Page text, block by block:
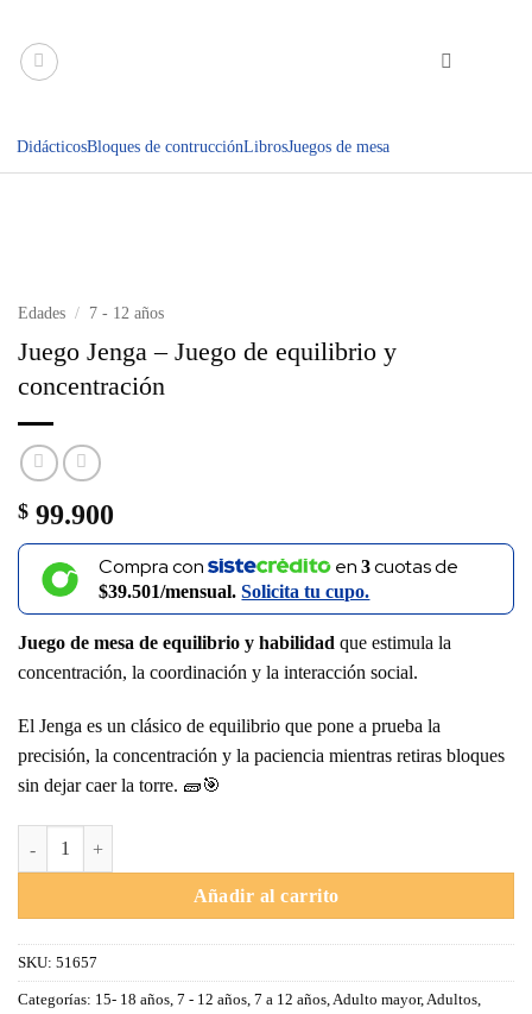
contenido
DidácticosBloques de contrucciónLibrosJuegos de mesa
Edades / 7 - 12 años
Juego Jenga – Juego de equilibrio y
concentración
$ 99.900
Compra con en3cuotas de
$39.501/mensual.Solicita tu cupo.
Juego de mesa de equilibrio y habilidad que estimula la
concentración, la coordinación y la interacción social.
El Jenga es un clásico de equilibrio que pone a prueba la
precisión, la concentración y la paciencia mientras retiras bloques
sin dejar caer la torre. 🧱🎯
Juego Jenga – Juego de equilibrio y concentración cantidad
Añadir al carrito
SKU: 51657
Categorías: 15- 18 años, 7 - 12 años, 7 a 12 años,Adulto mayor,Adultos,